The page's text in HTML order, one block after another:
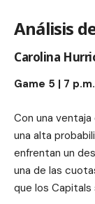
Análisis
Carolina
Game 5 | 7
Con una
una alta
enfrentan un
una de las
que los Capitals